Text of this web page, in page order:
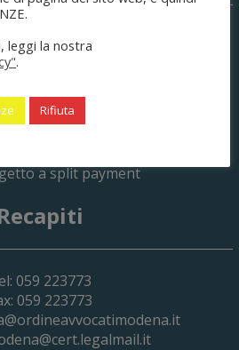
di Giustizia
77
Modena
80008490361
03404120366
a split payment
059 223773
059 223773
leggi la nostra
.
Rifiuta